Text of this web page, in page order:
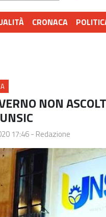
CRONACA
NON
17:46- Redazione